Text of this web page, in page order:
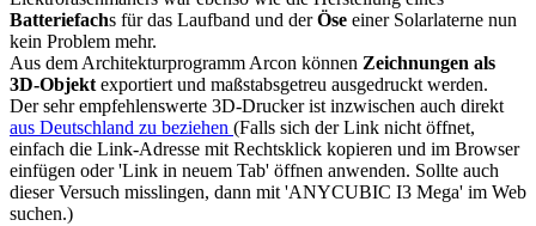
Batteriefachs für das Laufband und derÖse einer Solarlaterne nun
kein Problem mehr.
Aus dem Architekturprogramm Arcon können Zeichnungen als
3D-Objekt exportiert und maßstabsgetreu ausgedruckt werden.
Der sehr empfehlenswerte 3D-Drucker ist inzwischen auch direkt
aus Deutschland zu beziehen (Falls sich der Link nicht öffnet,
einfach die Link-Adresse mit Rechtsklick kopieren und im Browser
einfügen oder 'Link in neuem Tab' öffnen anwenden. Sollte auch
dieser Versuch misslingen, dann mit 'ANYCUBIC I3 Mega' im Web
suchen.)